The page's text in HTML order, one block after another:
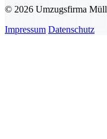
© 2026 Umzugsfirma
Impressum Datenschutz